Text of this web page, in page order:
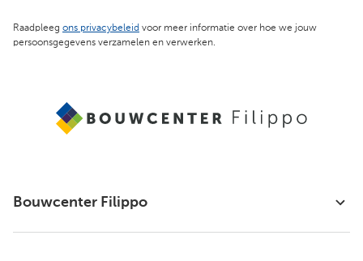
Raadpleeg ons privacybeleid voor meer informatie over hoe we jouw
persoonsgegevens verzamelen en verwerken.
Bouwcenter Filippo